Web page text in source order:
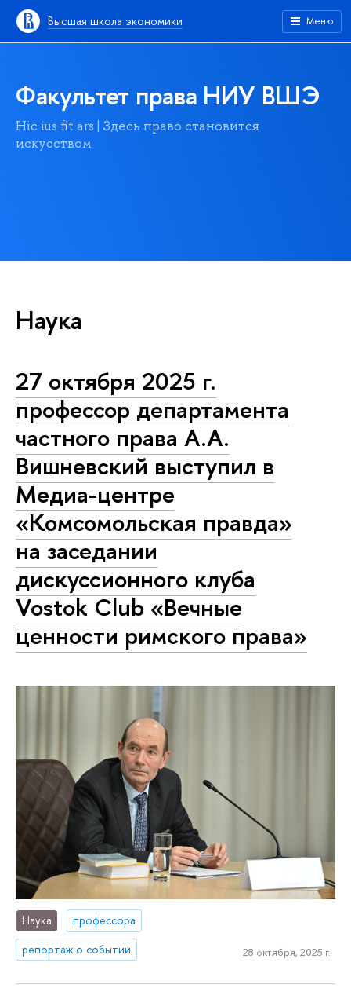
Высшая школа экономики Меню
Факультет права НИУ ВШЭ
Hic ius fit ars | Здесь право становится
искусством
Наука
27 октября 2025 г.
профессор департамента
частного права А.А.
Вишневский выступил в
Медиа-центре
«Комсомольская правда»
на заседании
дискуссионного клуба
Vostok Club «Вечные
ценности римского права»
Наука
профессора
репортаж о событии
28 октября, 2025 г.